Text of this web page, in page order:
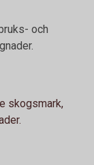
och
skogsmark,